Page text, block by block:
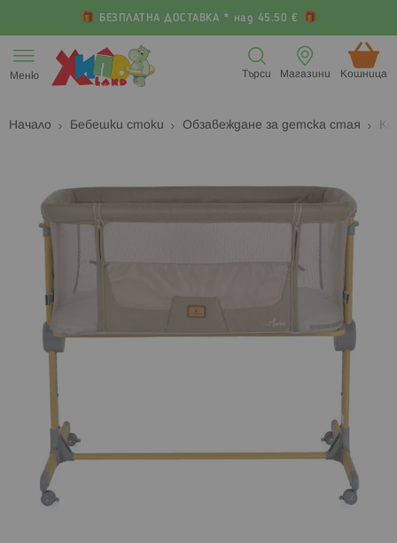
БЕЗПЛАТНА ДОСТАВКА * над 45.50 €
към
съдържанието
Меню Кошница (
Магазини
Търси
Начало Бебешки стоки Обзавеждане за детска стая
галерията
изображенията